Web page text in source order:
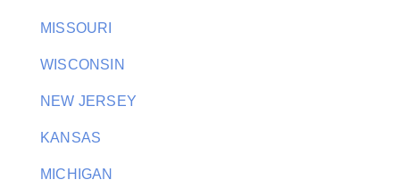
MISSOURI
WISCONSIN
NEW JERSEY
KANSAS
MICHIGAN